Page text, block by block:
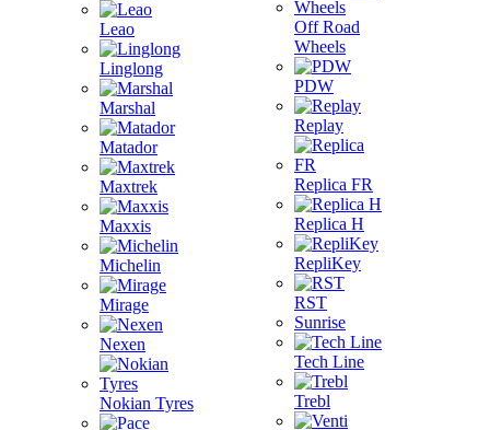
Leao
Linglong
Marshal
Matador
Maxtrek
Maxxis
Michelin
Mirage
Nexen
Nokian Tyres
Off Road
Wheels
PDW
Replay
Replica FR
Replica H
RepliKey
RST
Sunrise
Tech Line
Trebl